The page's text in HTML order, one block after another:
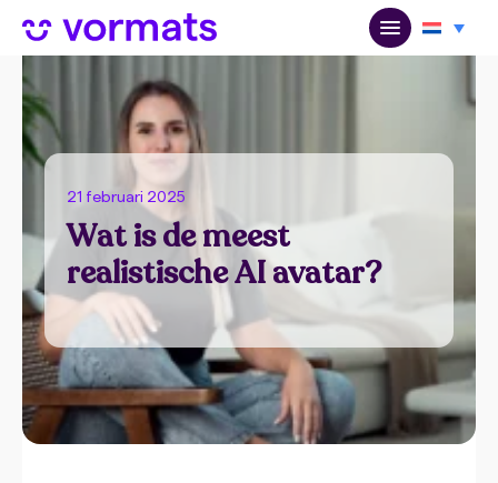
21 februari 2025
Wat is de meest
realistische AI avatar?